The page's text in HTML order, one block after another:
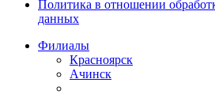
Политика в отношении
данных
Филиалы
Красноярск
Ачинск